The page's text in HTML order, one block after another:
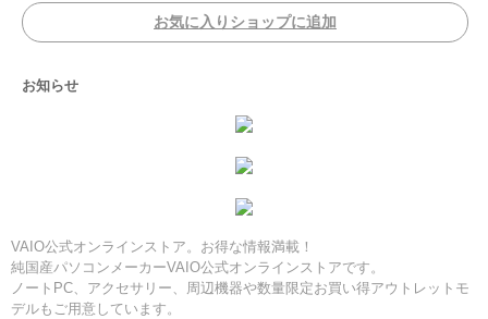
お気に入りショップに追加
お知らせ
VAIO公式オンラインストア。お得な情報満載！
純国産パソコンメーカーVAIO公式オンラインストアです。
ノートPC、アクセサリー、周辺機器や数量限定お買い得アウトレットモ
デルもご用意しています。